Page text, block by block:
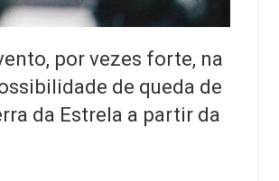
por vezes forte, na
de queda de
da Estrela a partir da